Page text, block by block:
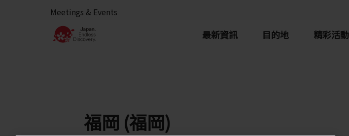
Meetings & Events
最新資訊 目的地 精彩活動
福岡 (福岡)